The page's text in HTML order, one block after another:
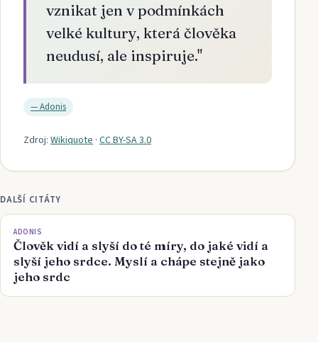
vznikat jen v podmínkách
velké kultury, která člověka
neudusí, ale inspiruje."
—Adonis
Zdroj: Wikiquote · CC BY-SA 3.0
DALŠÍ CITÁTY
ADONIS
Člověk vidí a slyší do té míry, do jaké vidí a
slyší jeho srdce. Myslí a chápe stejně jako
jeho srdc